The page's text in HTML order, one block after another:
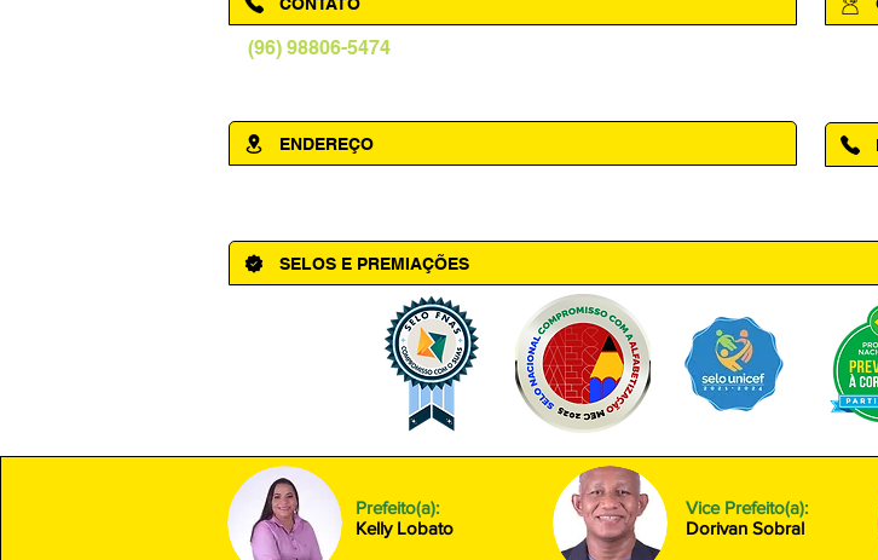
(96) 98806-5474
ENDEREÇO
SELOS E PREMIAÇÕES
Prefeito(a):
Kelly Lobato
Vice Prefeito(a):
Dorivan Sobral